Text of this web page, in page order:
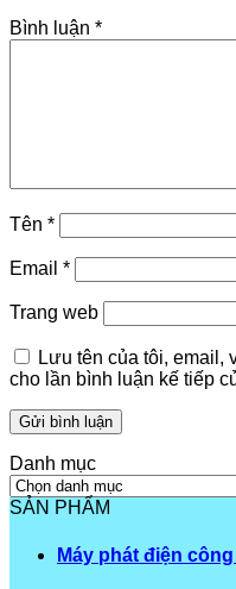
Bình luận *
Tên *
Email *
Trang web
Lưu tên của tôi, email,
cho lần bình luận kế tiếp
Danh mục
Danh
mục
SẢN PHẨM
Máy phát điện